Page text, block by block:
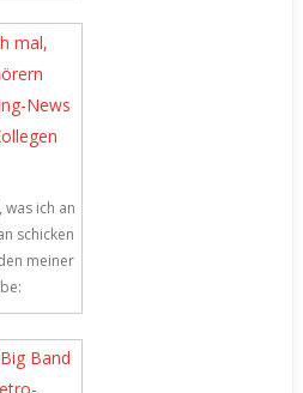
ich an
schicken
meiner